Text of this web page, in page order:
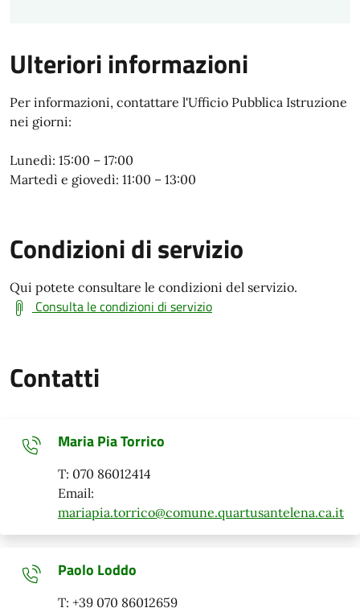
Ulteriori informazioni
Per informazioni, contattare l'Ufficio Pubblica Istruzione
nei giorni:
Lunedì: 15:00 – 17:00
Martedì e giovedì: 11:00 – 13:00
Condizioni di servizio
Qui potete consultare le condizioni del servizio.
Consulta le condizioni di servizio
Contatti
Maria Pia Torrico
T: 070 86012414
Email:
mariapia.torrico@comune.quartusantelena.ca.it
Paolo Loddo
T: +39 070 86012659